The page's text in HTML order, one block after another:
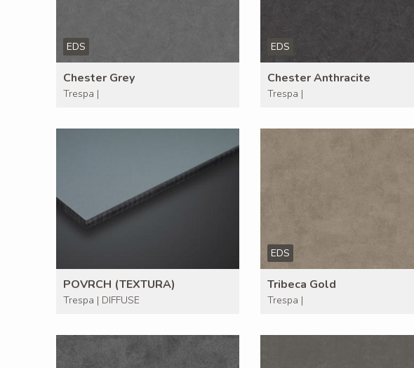
EDS
Chester Grey
Trespa |
EDS
Chester Anthracite
Trespa |
POVRCH (TEXTURA)
Trespa | DIFFUSE
EDS
Tribeca Gold
Trespa |